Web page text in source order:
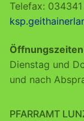
Telefax:
Öffnungszeiten
Dienstag und
und nach
PFARRAMT